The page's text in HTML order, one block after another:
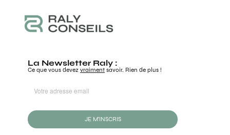
La Newsletter Raly :
Ce que vous devez vraiment savoir. Rien de plus !
JE M'INSCRIS